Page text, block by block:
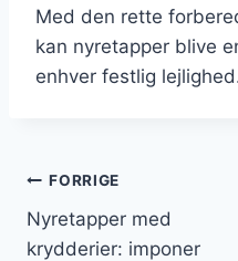
Med den rette
kan nyretapper blive
enhver festlig
FORRIGE
Nyretapper med
krydderier: imponer